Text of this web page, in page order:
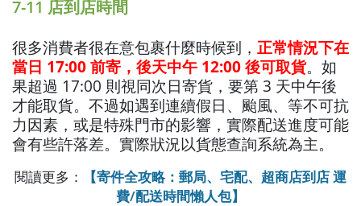
7-11 店到店時間
很多消費者很在意包裹什麼時候到， 正常情況下在
當日 17:00 前寄，後天中午 12:00 後可取貨。如
果超過 17:00 則視同次日寄貨，要第 3 天中午後
才能取貨。不過如遇到連續假日、颱風、等不可抗
力因素，或是特殊門市的影響，實際配送進度可能
會有些許落差。實際狀況以貨態查詢系統為主。
閱讀更多：
【寄件全攻略：郵局、宅配、超商店到店 運
費/配送時間懶人包】